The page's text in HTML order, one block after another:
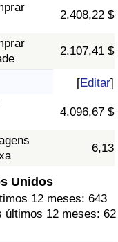
2.408,22 $
2.107,41 $
[Editar]
4.096,67 $
6,13
Unidos
12 meses: 643
últimos 12 meses: 62